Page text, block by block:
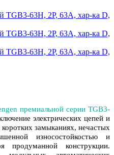
премиальной серии TGB3-
электрических цепей и
замыканиях, нечастых
износостойкостью и
продуманной конструкции.